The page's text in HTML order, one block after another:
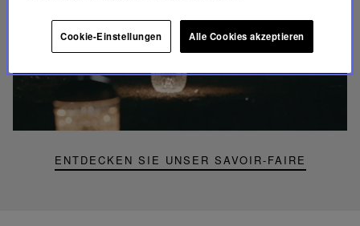
ENTDECKEN SIE UNSER SAVOIR-FAIRE
Video
abspielen
Folia
Mini-
Portable-
Cookie-Einstellungen Alle Cookies akzeptieren